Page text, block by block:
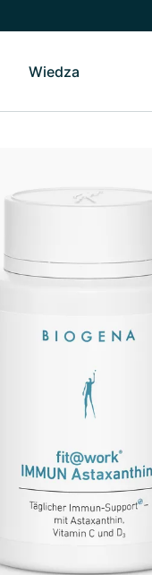
Przełącz Historia podmenu
Wiedza